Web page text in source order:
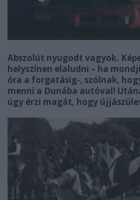
Abszolút nyugodt vagyok.
helyszínen elaludni – ha
óra a forgatásig-, szólnak,
menni a Dunába autóval!
úgy érzi magát, hogy